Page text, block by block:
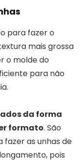
para fazer o
mais grossa
o molde do
para não
da forma
formato. São
fazer as unhas de
pois